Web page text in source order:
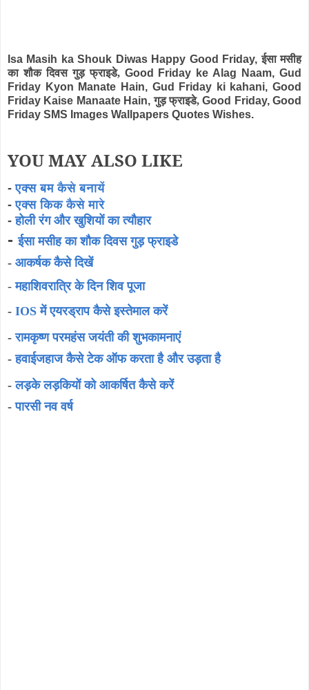
Isa Masih ka Shouk Diwas Happy Good Friday,ईसा मसीह
का शौक दिवस गुड़ फ्राइडे, Good Friday ke Alag Naam, Gud
Friday Kyon Manate Hain, Gud Friday ki kahani, Good
Friday Kaise Manaate Hain,गुड़ फ्राइडे,Good Friday, Good
Friday SMS Images Wallpapers Quotes Wishes.
YOU MAY ALSO LIKE
-एक्स बम कैसे बनायें
-एक्स किक कैसे मारे
-होली रंग और खुशियों का त्यौहार
-ईसा मसीह का शौक दिवस गुड़ फ्राइडे
- आकर्षक कैसे दिखें
-महाशिवरात्रि के दिन शिव पूजा
- IOS में एयरड्राप कैसे इस्तेमाल करें
-रामकृष्ण परमहंस जयंती की शुभकामनाएं
-हवाईजहाज कैसे टेक ऑफ करता है और उड़ता है
-लड़के लड़कियों को आकर्षित कैसे करें
-पारसी नव वर्ष